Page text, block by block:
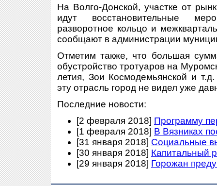
На Волго-Донской, участке от
идут восстановительные
разворотное кольцо и
сообщают в администрации
Отметим также, что большая
обустройство тротуаров на
летия, Зои Космодемьянской и
эту отрасль город не видел уже
Последние новости:
[2 февраля 2018] Программу
[1 февраля 2018] В Вязниках
[31 января 2018] Социальные
[30 января 2018] Капитальный
[29 января 2018] Горожан